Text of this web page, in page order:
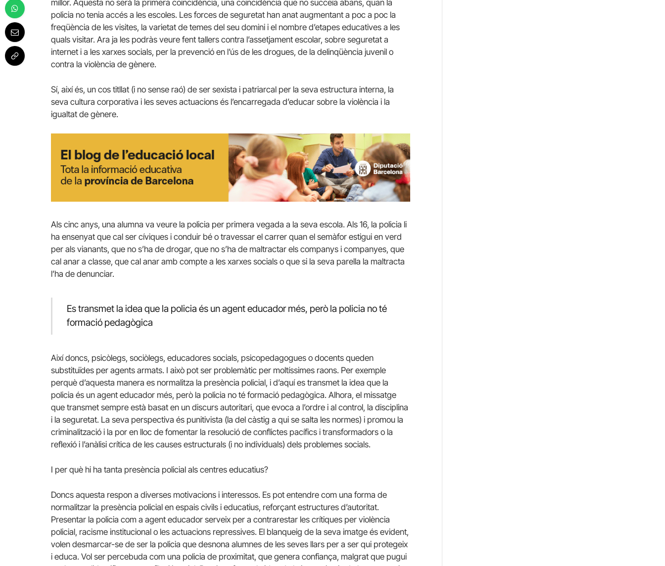
millor. Aquesta no serà la primera coincidència, una coincidència que no succeïa abans, quan la
policia no tenia accés a les escoles. Les forces de seguretat han anat augmentant a poc a poc la
freqüència de les visites, la varietat de temes del seu domini i el nombre d’etapes educatives a les
quals visitar. Ara ja les podràs veure fent tallers contra l’assetjament escolar, sobre seguretat a
internet i a les xarxes socials, per la prevenció en l’ús de les drogues, de la delinqüència juvenil o
contra la violència de gènere.
Sí, així és, un cos titllat (i no sense raó) de ser sexista i patriarcal per la seva estructura interna, la
seva cultura corporativa i les seves actuacions és l’encarregada d’educar sobre la violència i la
igualtat de gènere.
Als cinc anys, una alumna va veure la policia per primera vegada a la seva escola. Als 16, la policia li
ha ensenyat que cal ser cíviques i conduir bé o travessar el carrer quan el semàfor estigui en verd
per als vianants, que no s’ha de drogar, que no s’ha de maltractar els companys i companyes, que
cal anar a classe, que cal anar amb compte a les xarxes socials o que si la seva parella la maltracta
l’ha de denunciar.
Es transmet la idea que la policia és un agent educador més, però la policia no té
formació pedagògica
Així doncs, psicòlegs, sociòlegs, educadores socials, psicopedagogues o docents queden
substituïdes per agents armats. I això pot ser problemàtic per moltíssimes raons. Per exemple
perquè d’aquesta manera es normalitza la presència policial, i d’aquí es transmet la idea que la
policia és un agent educador més, però la policia no té formació pedagògica. Alhora, el missatge
que transmet sempre està basat en un discurs autoritari, que evoca a l’ordre i al control, la disciplina
i la seguretat. La seva perspectiva és punitivista (la del càstig a qui se salta les normes) i promou la
criminalització i la por en lloc de fomentar la resolució de conflictes pacífics i transformadors o la
reflexió i l’anàlisi crítica de les causes estructurals (i no individuals) dels problemes socials.
I per què hi ha tanta presència policial als centres educatius?
Doncs aquesta respon a diverses motivacions i interessos. Es pot entendre com una forma de
normalitzar la presència policial en espais civils i educatius, reforçant estructures d’autoritat.
Presentar la policia com a agent educador serveix per a contrarestar les crítiques per violència
policial, racisme institucional o les actuacions repressives. El blanqueig de la seva imatge és evident,
volen desmarcar-se de ser la policia que desnona alumnes de les seves llars per a ser qui protegeix
i educa. Vol ser percebuda com una policia de proximitat, que genera confiança, malgrat que pugui